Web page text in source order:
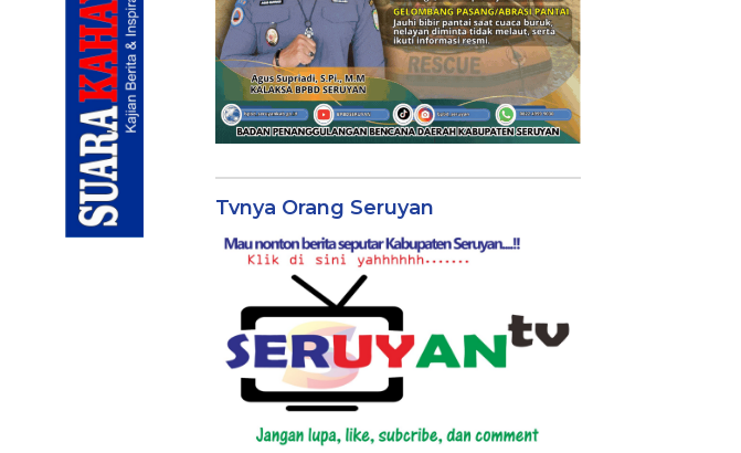
Tvnya Orang Seruyan